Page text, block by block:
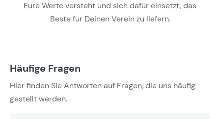
Eure Werte versteht und sich dafür einsetzt, das
Beste für Deinen Verein zu liefern.
Häufige Fragen
Hier finden Sie Antworten auf Fragen, die uns häufig
gestellt werden.